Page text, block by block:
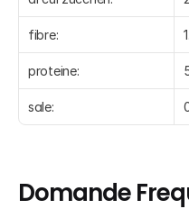
fibre:
proteine:
sale:
Domande